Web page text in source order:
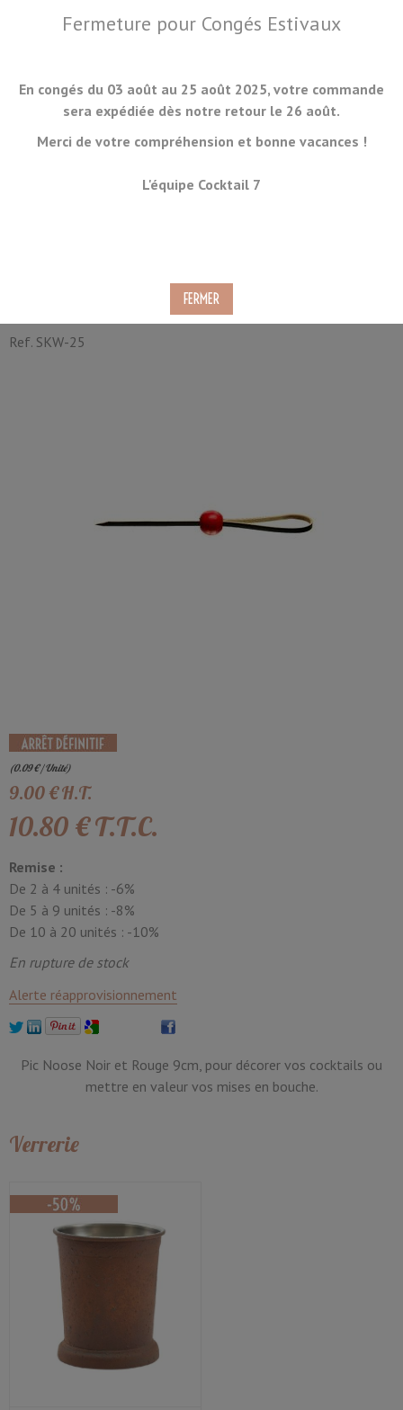
MENU
Fermeture pour Congés Estivaux
En congés du 03 août au 25 août 2025, votre commande
sera expédiée dès notre retour le 26 août.
Merci de votre compréhension et bonne vacances !
L'équipe Cocktail 7
Ref. SKW-25
(0.09 €/ Unité)
9.00€H.T.
10.80 €T.T.C.
Remise :
De 2 à 4 unités : -6%
De 5 à 9 unités : -8%
De 10 à 20 unités : -10%
En rupture de stock
Alerte réapprovisionnement
Pic Noose Noir et Rouge 9cm, pour décorer vos cocktails ou
mettre en valeur vos mises en bouche.
Verrerie